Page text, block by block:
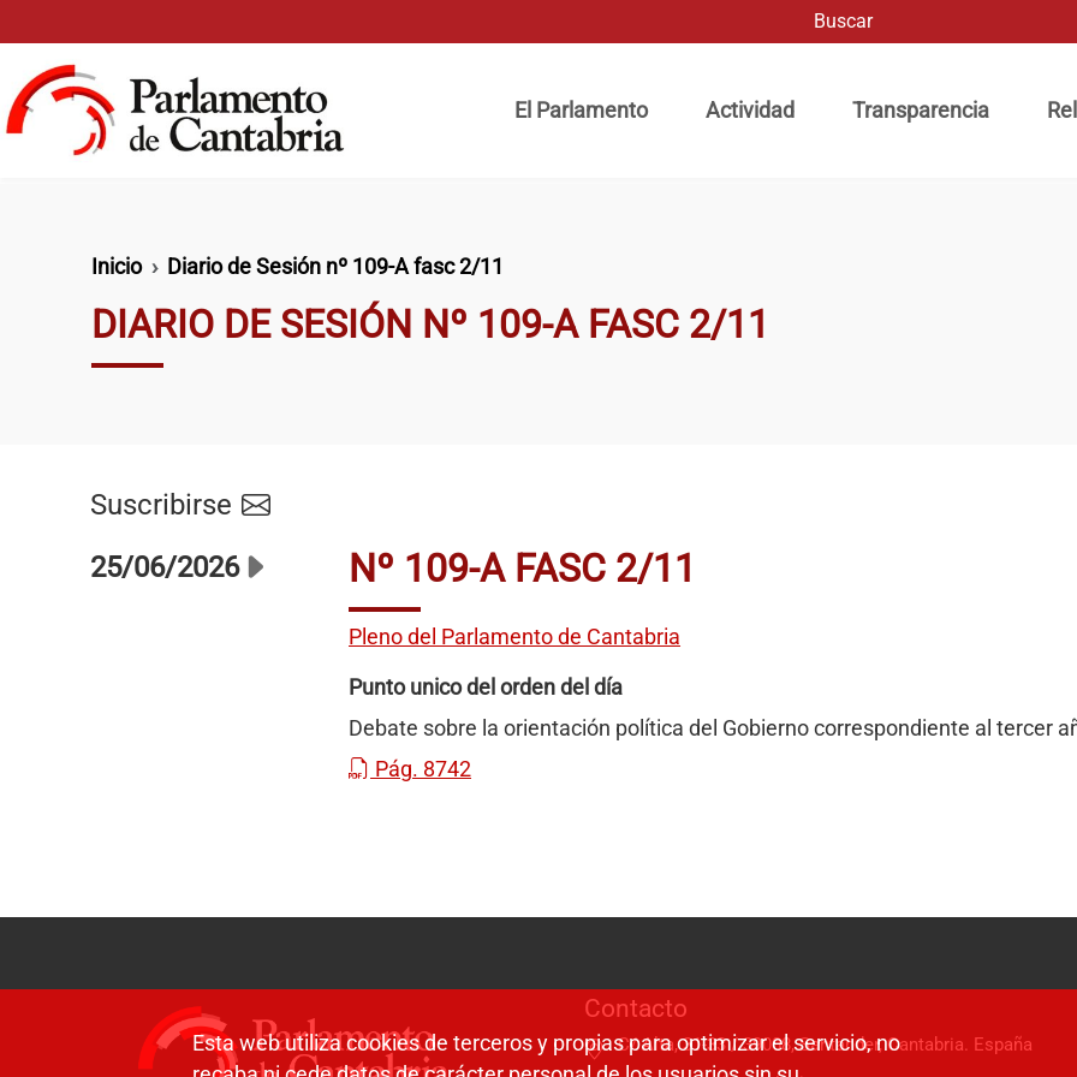
El Parlamento
Actividad Transparencia
Ruta de navegación
Inicio Diario de Sesión nº 109-A fasc 2/11
DIARIO DE SESIÓN Nº 109-A FASC 2/11
Suscribirse
25/06/2026
Nº 109-A FASC 2/11
Pleno del Parlamento de Cantabria
Punto unico del orden del día
Debate sobre la orientación política del Gobierno correspondiente al tercer
Pág. 8742
Contacto
C/ Alta, 31-33 / 39008, Santander, Cantabria. España
Esta web utiliza cookies de terceros y propias para optimizar el servicio, no